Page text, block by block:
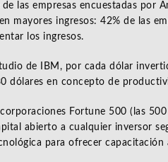
las empresas encuestadas por
mayores ingresos: 42% de las
los ingresos.
de IBM, por cada dólar
dólares en concepto de
Fortune 500 (las 500
abierto a cualquier inversor
para ofrecer capacitación